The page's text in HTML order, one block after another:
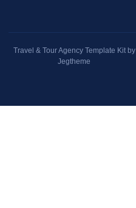
Travel & Tour Agency Template Kit by
Jegtheme